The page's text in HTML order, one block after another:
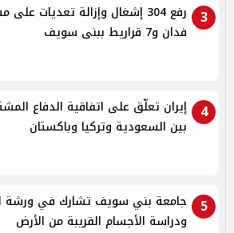
3
رفع 304 إشغال وإزالة تعديات
فدان و7 قراريط ببنى سويف
4
إيران تعلّق على اتفاقية الدفاع
بين السعودية وتركيا وباكستان
5
جامعة بني سويف تشارك في ورشة
ودراسة الأجسام القريبة من الأرض